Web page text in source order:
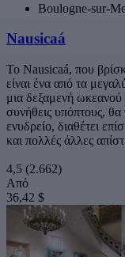
Boulogne-sur-
Nausicaá
Το Nausicaá, που
είναι ένα από τα
μια δεξαμενή
συνήθεις υπόπτους, θα
ενυδρείο, διαθέτει
και πολλές άλλες
4,5 (2.662)
Από
36,42 $